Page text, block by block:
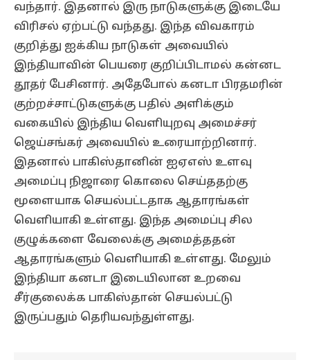
வந்தார். இதனால் இரு நாடுகளுக்கு இடையே
விரிசல் ஏற்பட்டு வந்தது. இந்த விவகாரம்
குறித்து ஐக்கிய நாடுகள் அவையில்
இந்தியாவின் பெயரை குறிப்பிடாமல் கன்னட
தூதர் பேசினார். அதேபோல் கனடா பிரதமரின்
குற்றச்சாட்டுகளுக்கு பதில் அளிக்கும்
வகையில் இந்திய வெளியுறவு அமைச்சர்
ஜெய்சங்கர் அவையில் உரையாற்றினார்.
இதனால் பாகிஸ்தானின் ஐஏஎஸ் உளவு
அமைப்பு நிஜாரை கொலை செய்ததற்கு
மூளையாக செயல்பட்டதாக ஆதாரங்கள்
வெளியாகி உள்ளது. இந்த அமைப்பு சில
குழுக்களை வேலைக்கு அமைத்ததன்
ஆதாரங்களும் வெளியாகி உள்ளது. மேலும்
இந்தியா கனடா இடையிலான உறவை
சீர்குலைக்க பாகிஸ்தான் செயல்பட்டு
இருப்பதும் தெரியவந்துள்ளது.